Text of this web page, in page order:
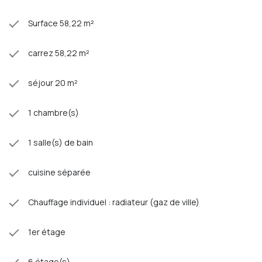
Surface 58,22 m²
carrez 58,22 m²
séjour 20 m²
1 chambre(s)
1 salle(s) de bain
cuisine séparée
Chauffage individuel : radiateur (gaz de ville)
1er étage